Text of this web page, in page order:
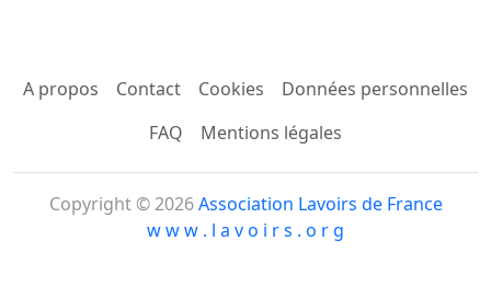
A propos Contact Cookies
Données personnelles
FAQ
Mentions légales
Copyright © 2026Association Lavoirs de France
w w w . l a v o i r s . o r g